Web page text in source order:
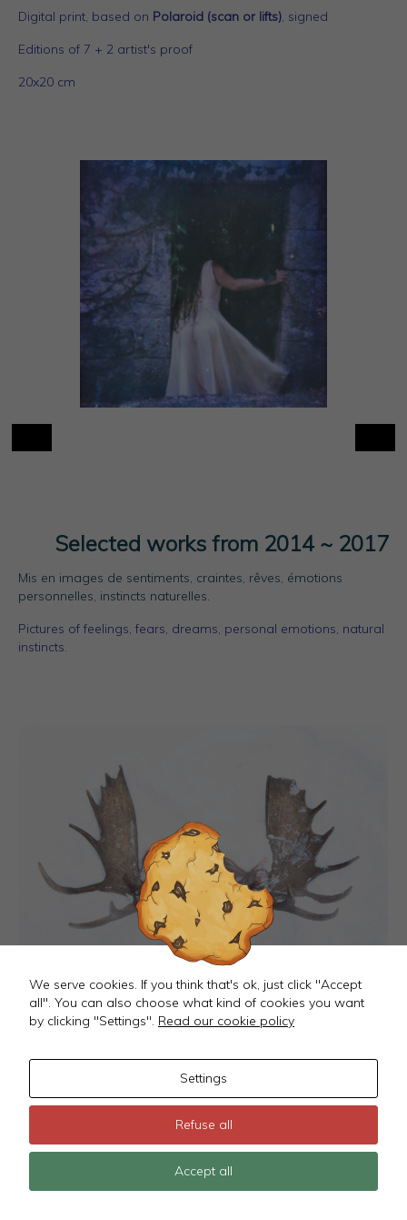
Digital print, based on Polaroid (scan or lifts), signed
Editions of 7 + 2 artist's proof
20x20 cm
Selected works from 2014 ~ 2017
Mis en images de sentiments, craintes, rêves, émotions
personnelles, instincts naturelles.
Pictures of feelings, fears, dreams, personal emotions, natural
instincts.
We serve cookies. If you think that's ok, just click "Accept
all". You can also choose what kind of cookies you want
by clicking "Settings". Read our cookie policy
Settings
Refuse all
Accept all